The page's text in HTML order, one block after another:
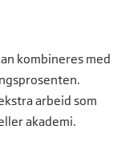
kombineres med
arbeid som
akademi.